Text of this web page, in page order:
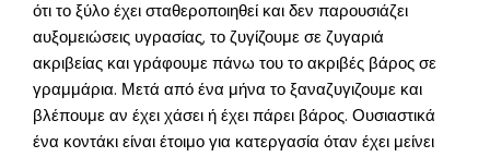
ότι το ξύλο έχει σταθεροποιηθεί και δεν παρουσιάζει
αυξομειώσεις υγρασίας, το ζυγίζουμε σε ζυγαριά
ακριβείας και γράφουμε πάνω του το ακριβές βάρος σε
γραμμάρια. Μετά από ένα μήνα το ξαναζυγιζουμε και
βλέπουμε αν έχει χάσει ή έχει πάρει βάρος. Ουσιαστικά
ένα κοντάκι είναι έτοιμο για κατεργασία όταν έχει μείνει